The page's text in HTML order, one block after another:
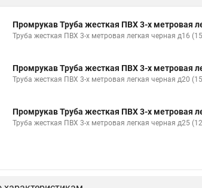
Промрукав Труба жесткая ПВХ 3-х метровая
Труба жесткая ПВХ 3-х метровая легкая черная д16
Промрукав Труба жесткая ПВХ 3-х метровая
Труба жесткая ПВХ 3-х метровая легкая черная д20
Промрукав Труба жесткая ПВХ 3-х метровая
Труба жесткая ПВХ 3-х метровая легкая черная д25